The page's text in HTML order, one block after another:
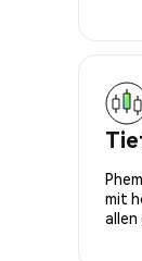
mit